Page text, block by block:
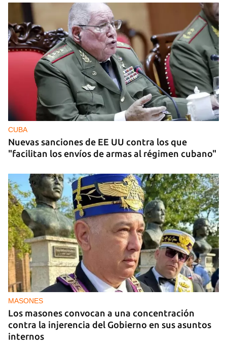
CUBA
Nuevas sanciones de EE UU contra los que
"facilitan los envíos de armas al régimen cubano"
MASONES
Los masones convocan a una concentración
contra la injerencia del Gobierno en sus asuntos
internos